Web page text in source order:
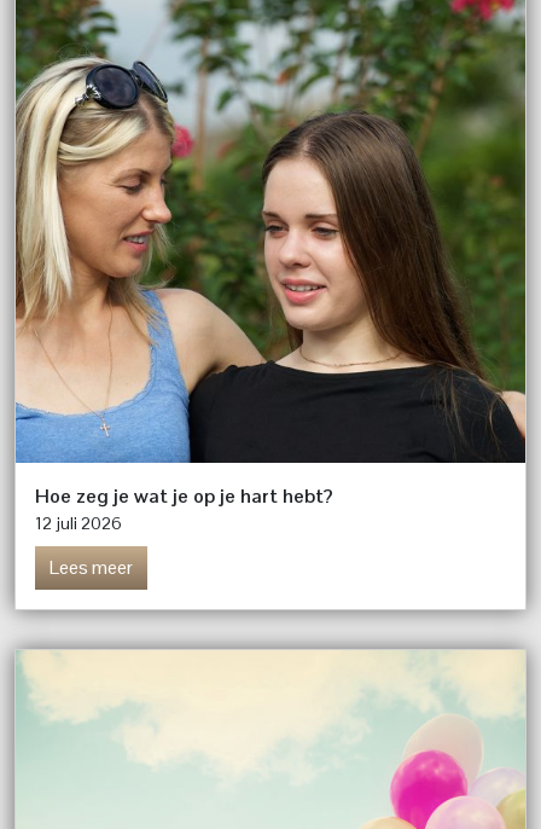
Hoe zeg je wat je op je hart hebt?
12 juli 2026
Lees meer